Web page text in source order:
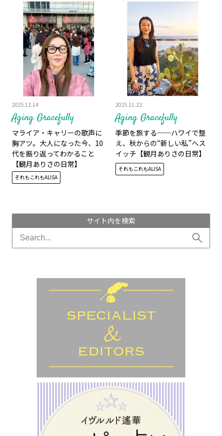
Aging Gracefully
2025.12.14
マライア・キャリーの歌声に
胸アツ。大人になった今、10
代を振り返ってわかること
【観月ありさの日常】
それもこれもALISA
Aging Gracefully
2025.11.22
季節を旅する──ハワイで整
え、秋からの“新しい私”へス
イッチ【観月ありさの日常】
それもこれもALISA
サイト内を検索